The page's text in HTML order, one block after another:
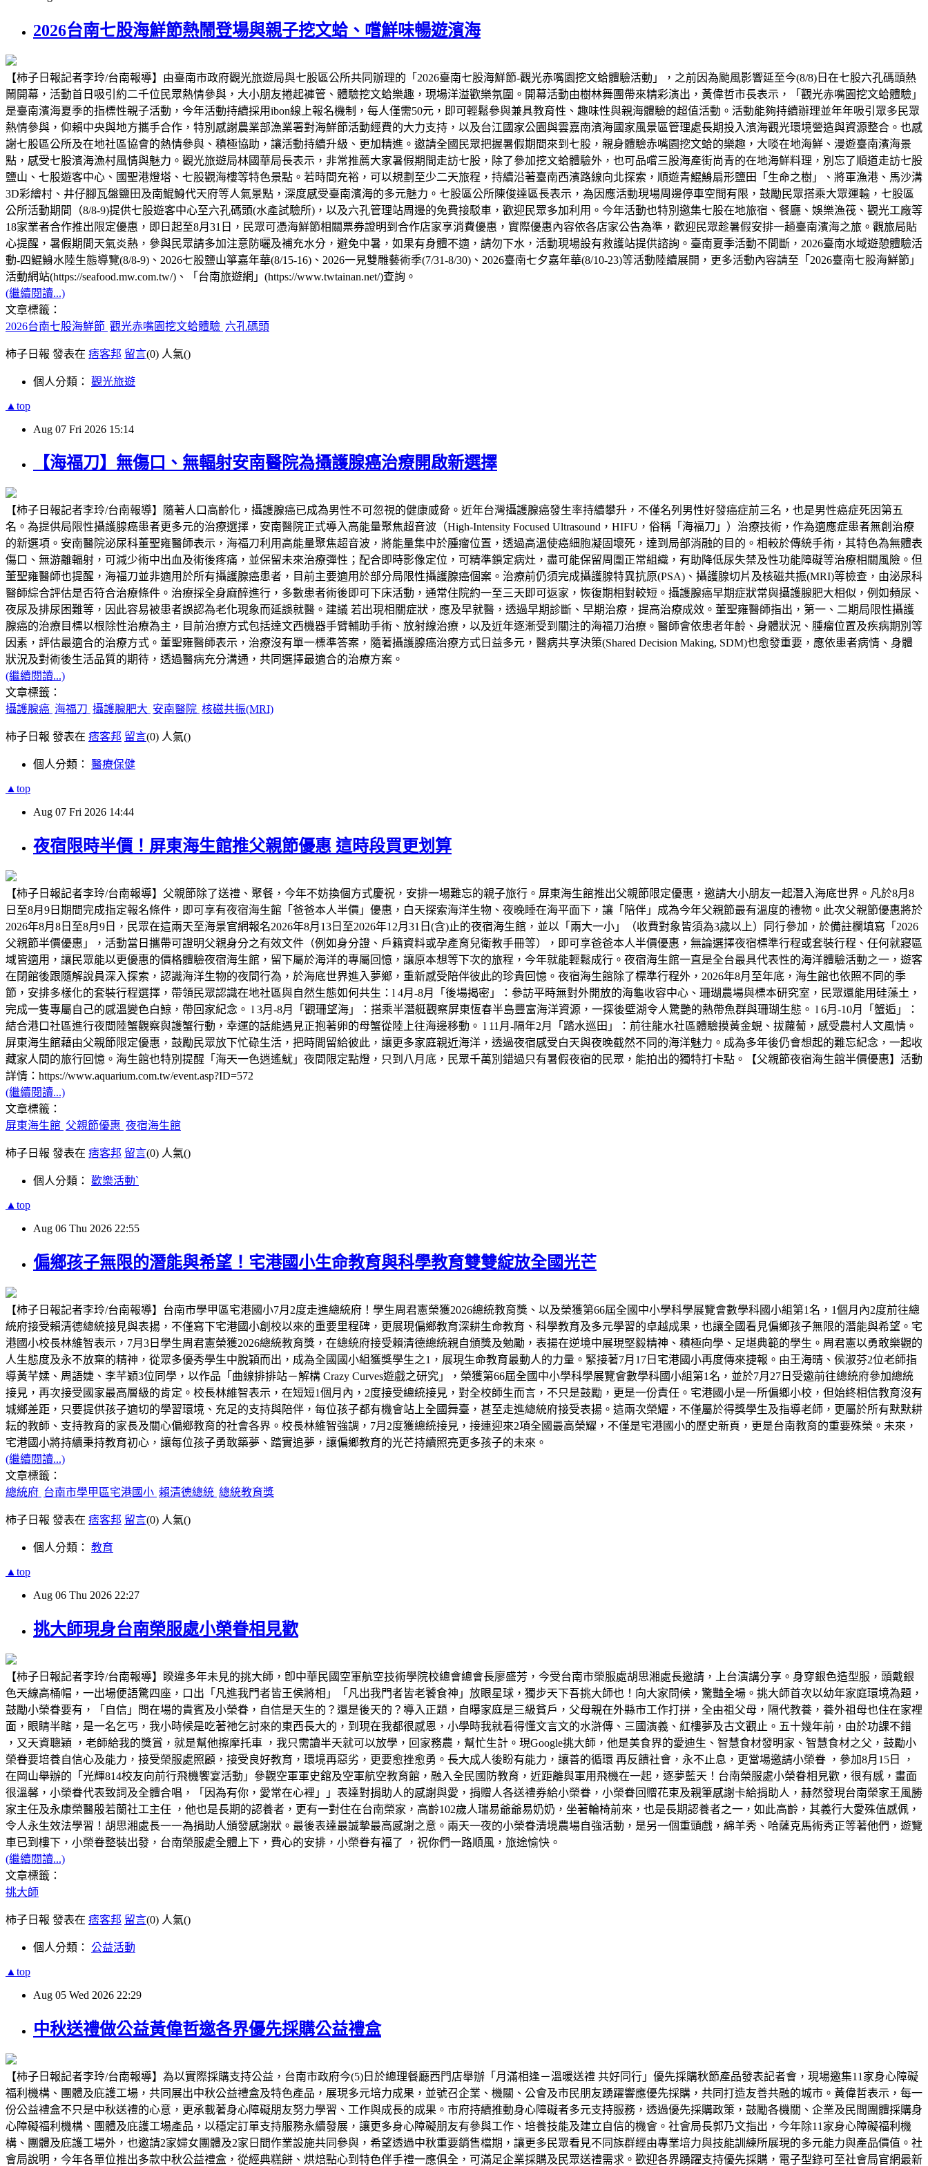
2026台南七股海鮮節熱鬧登場與親子挖文蛤、嚐鮮味暢遊濱海
【柿子日報記者李玲/台南報導】由臺南市政府觀光旅遊局與七股區公所共同辦理的「2026臺南七股海鮮節-觀光赤嘴園挖文蛤體驗活動」，之前因為颱風影響延至今(8/8)日在七股六孔碼頭熱
鬧開幕，活動首日吸引約二千位民眾熱情參與，大小朋友捲起褲管、體驗挖文蛤樂趣，現場洋溢歡樂氛圍。開幕活動由樹林舞團帶來精彩演出，黃偉哲市長表示，「觀光赤嘴園挖文蛤體驗」
是臺南濱海夏季的指標性親子活動，今年活動持續採用ibon線上報名機制，每人僅需50元，即可輕鬆參與兼具教育性、趣味性與親海體驗的超值活動。活動能夠持續辦理並年年吸引眾多民眾
熱情參與，仰賴中央與地方攜手合作，特別感謝農業部漁業署對海鮮節活動經費的大力支持，以及台江國家公園與雲嘉南濱海國家風景區管理處長期投入濱海觀光環境營造與資源整合。也感
謝七股區公所及在地社區協會的熱情參與、積極協助，讓活動持續升級、更加精進。邀請全國民眾把握暑假期間來到七股，親身體驗赤嘴園挖文蛤的樂趣，大啖在地海鮮、漫遊臺南濱海景
點，感受七股濱海漁村風情與魅力。觀光旅遊局林國華局長表示，非常推薦大家暑假期間走訪七股，除了參加挖文蛤體驗外，也可品嚐三股海產街尚青的在地海鮮料理，別忘了順道走訪七股
鹽山、七股遊客中心、國聖港燈塔、七股觀海樓等特色景點。若時間充裕，可以規劃至少二天旅程，持續沿著臺南西濱路線向北探索，順遊青鯤鯓扇形鹽田「生命之樹」、將軍漁港、馬沙溝
3D彩繪村、井仔腳瓦盤鹽田及南鯤鯓代天府等人氣景點，深度感受臺南濱海的多元魅力。七股區公所陳俊達區長表示，為因應活動現場周邊停車空間有限，鼓勵民眾搭乘大眾運輸，七股區
公所活動期間（8/8-9)提供七股遊客中心至六孔碼頭(水產試驗所)，以及六孔管理站周邊的免費接駁車，歡迎民眾多加利用。今年活動也特別邀集七股在地旅宿、餐廳、娛樂漁筏、觀光工廠等
18家業者合作推出限定優惠，即日起至8月31日，民眾可憑海鮮節相關票券證明到合作店家享消費優惠，實際優惠內容依各店家公告為準，歡迎民眾趁暑假安排一趟臺南濱海之旅。觀旅局貼
心提醒，暑假期間天氣炎熱，參與民眾請多加注意防曬及補充水分，避免中暑，如果有身體不適，請勿下水，活動現場設有救護站提供諮詢。臺南夏季活動不間斷，2026臺南水域遊憩體驗活
動-四鯤鯓水陸生態導覽(8/8-9)、2026七股鹽山箏嘉年華(8/15-16)、2026一見雙雕藝術季(7/31-8/30)、2026臺南七夕嘉年華(8/10-23)等活動陸續展開，更多活動內容請至「2026臺南七股海鮮節」
活動網站(https://seafood.mw.com.tw/)、「台南旅遊網」(https://www.twtainan.net/)查詢。
(繼續閱讀...)
文章標籤：
2026台南七股海鮮節 觀光赤嘴園挖文蛤體驗 六孔碼頭
柿子日報 發表在 痞客邦 留言(0) 人氣()
個人分類： 觀光旅遊
▲top
Aug 07 Fri 2026 15:14
【海福刀】無傷口、無輻射安南醫院為攝護腺癌治療開啟新選擇
【柿子日報記者李玲/台南報導】隨著人口高齡化，攝護腺癌已成為男性不可忽視的健康威脅。近年台灣攝護腺癌發生率持續攀升，不僅名列男性好發癌症前三名，也是男性癌症死因第五
名。為提供局限性攝護腺癌患者更多元的治療選擇，安南醫院正式導入高能量聚焦超音波（High-Intensity Focused Ultrasound，HIFU，俗稱「海福刀」）治療技術，作為適應症患者無創治療
的新選項。安南醫院泌尿科董聖雍醫師表示，海福刀利用高能量聚焦超音波，將能量集中於腫瘤位置，透過高溫使癌細胞凝固壞死，達到局部消融的目的。相較於傳統手術，其特色為無體表
傷口、無游離輻射，可減少術中出血及術後疼痛，並保留未來治療彈性；配合即時影像定位，可精準鎖定病灶，盡可能保留周圍正常組織，有助降低尿失禁及性功能障礙等治療相關風險。但
董聖雍醫師也提醒，海福刀並非適用於所有攝護腺癌患者，目前主要適用於部分局限性攝護腺癌個案。治療前仍須完成攝護腺特異抗原(PSA)、攝護腺切片及核磁共振(MRI)等檢查，由泌尿科
醫師綜合評估是否符合治療條件。治療採全身麻醉進行，多數患者術後即可下床活動，通常住院約一至三天即可返家，恢復期相對較短。攝護腺癌早期症狀常與攝護腺肥大相似，例如頻尿、
夜尿及排尿困難等，因此容易被患者誤認為老化現象而延誤就醫。建議 若出現相關症狀，應及早就醫，透過早期診斷、早期治療，提高治療成效。董聖雍醫師指出，第一、二期局限性攝護
腺癌的治療目標以根除性治療為主，目前治療方式包括達文西機器手臂輔助手術、放射線治療，以及近年逐漸受到關注的海福刀治療。醫師會依患者年齡、身體狀況、腫瘤位置及疾病期別等
因素，評估最適合的治療方式。董聖雍醫師表示，治療沒有單一標準答案，隨著攝護腺癌治療方式日益多元，醫病共享決策(Shared Decision Making, SDM)也愈發重要，應依患者病情、身體
狀況及對術後生活品質的期待，透過醫病充分溝通，共同選擇最適合的治療方案。
(繼續閱讀...)
文章標籤：
攝護腺癌 海福刀 攝護腺肥大 安南醫院 核磁共振(MRI)
柿子日報 發表在 痞客邦 留言(0) 人氣()
個人分類： 醫療保健
▲top
Aug 07 Fri 2026 14:44
夜宿限時半價！屏東海生館推父親節優惠 這時段買更划算
【柿子日報記者李玲/台南報導】父親節除了送禮、聚餐，今年不妨換個方式慶祝，安排一場難忘的親子旅行。屏東海生館推出父親節限定優惠，邀請大小朋友一起潛入海底世界。凡於8月8
日至8月9日期間完成指定報名條件，即可享有夜宿海生館「爸爸本人半價」優惠，白天探索海洋生物、夜晚睡在海平面下，讓「陪伴」成為今年父親節最有溫度的禮物。此次父親節優惠將於
2026年8月8日至8月9日，民眾在這兩天至海景官網報名2026年8月13日至2026年12月31日(含)止的夜宿海生館，並以「兩大一小」（收費對象皆須為3歲以上）同行參加，於備註欄填寫「2026
父親節半價優惠」，活動當日攜帶可證明父親身分之有效文件（例如身分證、戶籍資料或孕產育兒衛教手冊等），即可享爸爸本人半價優惠，無論選擇夜宿標準行程或套裝行程、任何就寢區
域皆適用，讓民眾能以更優惠的價格體驗夜宿海生館，留下屬於海洋的專屬回憶，讓原本想等下次的旅程，今年就能輕鬆成行。夜宿海生館一直是全台最具代表性的海洋體驗活動之一，遊客
在閉館後跟隨解說員深入探索，認識海洋生物的夜間行為，於海底世界進入夢鄉，重新感受陪伴彼此的珍貴回憶。夜宿海生館除了標準行程外，2026年8月至年底，海生館也依照不同的季
節，安排多樣化的套裝行程選擇，帶領民眾認識在地社區與自然生態如何共生：l 4月-8月「後場揭密」：參訪平時無對外開放的海龜收容中心、珊瑚農場與標本研究室，民眾還能用硅藻土，
完成一隻專屬自己的感溫變色白鯨，帶回家紀念。 l 3月-8月「觀珊望海」：搭乘半潛艇觀察屏東恆春半島豐富海洋資源，一探後壁湖令人驚艷的熱帶魚群與珊瑚生態。 l 6月-10月「蟹逅」：
結合港口社區進行夜間陸蟹觀察與護蟹行動，幸運的話能遇見正抱著卵的母蟹從陸上往海邊移動。 l 11月-隔年2月「踏水巡田」：前往龍水社區體驗摸黃金蜆、拔蘿蔔，感受農村人文風情。
屏東海生館藉由父親節限定優惠，鼓勵民眾放下忙碌生活，把時間留給彼此，讓更多家庭親近海洋，透過夜宿感受白天與夜晚截然不同的海洋魅力。成為多年後仍會想起的難忘紀念，一起收
藏家人間的旅行回憶。海生館也特別提醒「海天一色逍遙魷」夜間限定點燈，只到八月底，民眾千萬別錯過只有暑假夜宿的民眾，能拍出的獨特打卡點。【父親節夜宿海生館半價優惠】活動
詳情：https://www.aquarium.com.tw/event.asp?ID=572
(繼續閱讀...)
文章標籤：
屏東海生館 父親節優惠 夜宿海生館
柿子日報 發表在 痞客邦 留言(0) 人氣()
個人分類： 歡樂活動ˋ
▲top
Aug 06 Thu 2026 22:55
偏鄉孩子無限的潛能與希望！宅港國小生命教育與科學教育雙雙綻放全國光芒
【柿子日報記者李玲/台南報導】台南市學甲區宅港國小7月2度走進總統府！學生周君憲榮獲2026總統教育獎、以及榮獲第66屆全國中小學科學展覽會數學科國小組第1名，1個月內2度前往總
統府接受賴清德總統接見與表揚，不僅寫下宅港國小創校以來的重要里程碑，更展現偏鄉教育深耕生命教育、科學教育及多元學習的卓越成果，也讓全國看見偏鄉孩子無限的潛能與希望。宅
港國小校長林維智表示，7月3日學生周君憲榮獲2026總統教育獎，在總統府接受賴清德總統親自頒獎及勉勵，表揚在逆境中展現堅毅精神、積極向學、足堪典範的學生。周君憲以勇敢樂觀的
人生態度及永不放棄的精神，從眾多優秀學生中脫穎而出，成為全國國小組獲獎學生之1，展現生命教育最動人的力量。緊接著7月17日宅港國小再度傳來捷報。由王海晴、侯淑芬2位老師指
導黃芊媃、周語婕、李芊穎3位同學，以作品「曲線排排站－解構 Crazy Curves遊戲之研究」，榮獲第66屆全國中小學科學展覽會數學科國小組第1名，並於7月27日受邀前往總統府參加總統
接見，再次接受國家最高層級的肯定。校長林維智表示，在短短1個月內，2度接受總統接見，對全校師生而言，不只是鼓勵，更是一份責任。宅港國小是一所偏鄉小校，但始終相信教育沒有
城鄉差距，只要提供孩子適切的學習環境、充足的支持與陪伴，每位孩子都有機會站上全國舞臺，甚至走進總統府接受表揚。這兩次榮耀，不僅屬於得獎學生及指導老師，更屬於所有默默耕
耘的教師、支持教育的家長及關心偏鄉教育的社會各界。校長林維智強調，7月2度獲總統接見，接連迎來2項全國最高榮耀，不僅是宅港國小的歷史新頁，更是台南教育的重要殊榮。未來，
宅港國小將持續秉持教育初心，讓每位孩子勇敢築夢、踏實追夢，讓偏鄉教育的光芒持續照亮更多孩子的未來。
(繼續閱讀...)
文章標籤：
總統府 台南市學甲區宅港國小 賴清德總統 總統教育獎
柿子日報 發表在 痞客邦 留言(0) 人氣()
個人分類： 教育
▲top
Aug 06 Thu 2026 22:27
挑大師現身台南榮服處小榮眷相見歡
【柿子日報記者李玲/台南報導】睽違多年未見的挑大師，卽中華民國空軍航空技術學院校總會總會長廖盛芳，今受台南市榮服處胡思湘處長邀請，上台演講分享。身穿銀色造型服，頭戴銀
色天線高桶帽，一出場便語驚四座，口出「凡進我門者皆王侯將相」「凡出我門者皆老饕食神」放眼星球，獨步天下吾挑大師也！向大家問候，驚豔全場。挑大師首次以幼年家庭環境為題，
鼓勵小榮眷要有，「自信」問在場的貴賓及小榮眷，自信是天生的？還是後天的？導入正題，自曝家庭是三級貧戶，父母親在外縣市工作打拼，全由祖父母，隔代教養，養外祖母也住在家裡
面，眼睛半瞎，是一名乞丐，我小時候是吃著祂乞討來的東西長大的，到現在我都很感恩，小學時我就看得懂文言文的水滸傳、三國演義、紅樓夢及古文觀止。五十幾年前，由於功課不錯
，又天資聰穎 ，老師給我的獎賞，就是幫他擦摩托車 ，我只需讀半天就可以放學，回家務農，幫忙生計。現Google挑大師，他是美食界的愛迪生、智慧食材發明家、智慧食材之父，鼓勵小
榮眷要培養自信心及能力，接受榮服處照顧，接受良好教育，環境再惡劣，更要愈挫愈勇。長大成人後盼有能力，讓善的循環 再反饋社會，永不止息，更當場邀請小榮眷 ，參加8月15日 ，
在岡山舉辦的「光輝814校友向前行飛機饗宴活動」參觀空軍軍史舘及空軍航空教育館，融入全民國防教育，近距離與軍用飛機在一起，逐夢藍天！台南榮服處小榮眷相見歡，很有感，畫面
很溫馨，小榮眷代表致詞及全體合唱，「因為有你，愛常在心裡」」表達對捐助人的感謝與愛，捐贈人各送禮券給小榮眷，小榮眷回贈花束及親筆感謝卡給捐助人，赫然發現台南榮家王風勝
家主任及永康榮醫殷若蘭社工主任 ，他也是長期的認養者，更有一對住在台南榮家，高齡102歲人瑞易爺爺易奶奶，坐著輪椅前來，也是長期認養者之一，如此高齡，其義行大愛殊值感佩，
令人永生效法學習！胡思湘處長一一為捐助人頒發感謝狀。最後表達最誠摯最高感謝之意。兩天一夜的小榮眷清境農場自強活動，是另一個重頭戲，綿羊秀、哈薩克馬術秀正等著他們，遊覽
車已到樓下，小榮眷整裝出發，台南榮服處全體上下，費心的安排，小榮眷有福了 ，祝你們一路順風，旅途愉快。
(繼續閱讀...)
文章標籤：
挑大師
柿子日報 發表在 痞客邦 留言(0) 人氣()
個人分類： 公益活動
▲top
Aug 05 Wed 2026 22:29
中秋送禮做公益黃偉哲邀各界優先採購公益禮盒
【柿子日報記者李玲/台南報導】為以實際採購支持公益，台南市政府今(5)日於總理餐廳西門店舉辦「月滿相逢－溫暖送禮 共好同行」優先採購秋節產品發表記者會，現場邀集11家身心障礙
福利機構、團體及庇護工場，共同展出中秋公益禮盒及特色產品，展現多元培力成果，並號召企業、機關、公會及市民朋友踴躍響應優先採購，共同打造友善共融的城市。黃偉哲表示，每一
份公益禮盒不只是中秋送禮的心意，更承載著身心障礙朋友努力學習、工作與成長的成果。市府持續推動身心障礙者多元支持服務，透過優先採購政策，鼓勵各機關、企業及民間團體採購身
心障礙福利機構、團體及庇護工場產品，以穩定訂單支持服務永續發展，讓更多身心障礙朋友有參與工作、培養技能及建立自信的機會。社會局長郭乃文指出，今年除11家身心障礙福利機
構、團體及庇護工場外，也邀請2家婦女團體及2家日間作業設施共同參與，希望透過中秋重要銷售檔期，讓更多民眾看見不同族群經由專業培力與技能訓練所展現的多元能力與產品價值。社
會局說明，今年各單位推出多款中秋公益禮盒，從經典糕餅、烘焙點心到特色伴手禮一應俱全，可滿足企業採購及民眾送禮需求。歡迎各界踴躍支持優先採購，電子型錄可至社會局官網最新